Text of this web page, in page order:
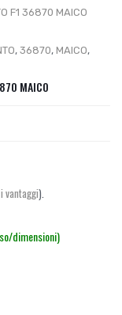
, 36870, MAICO,
MAICO
vantaggi).
dimensioni)